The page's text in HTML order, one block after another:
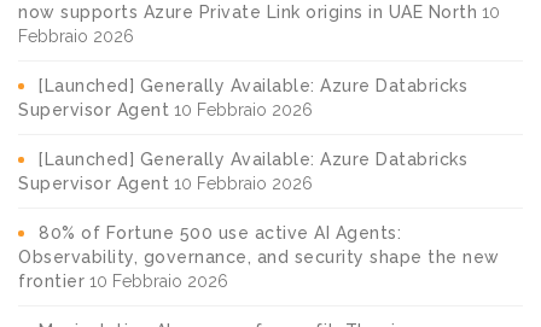
now supports Azure Private Link origins in UAE North 10
Febbraio 2026
[Launched] Generally Available: Azure Databricks
Supervisor Agent 10 Febbraio 2026
[Launched] Generally Available: Azure Databricks
Supervisor Agent 10 Febbraio 2026
80% of Fortune 500 use active AI Agents:
Observability, governance, and security shape the new
frontier 10 Febbraio 2026